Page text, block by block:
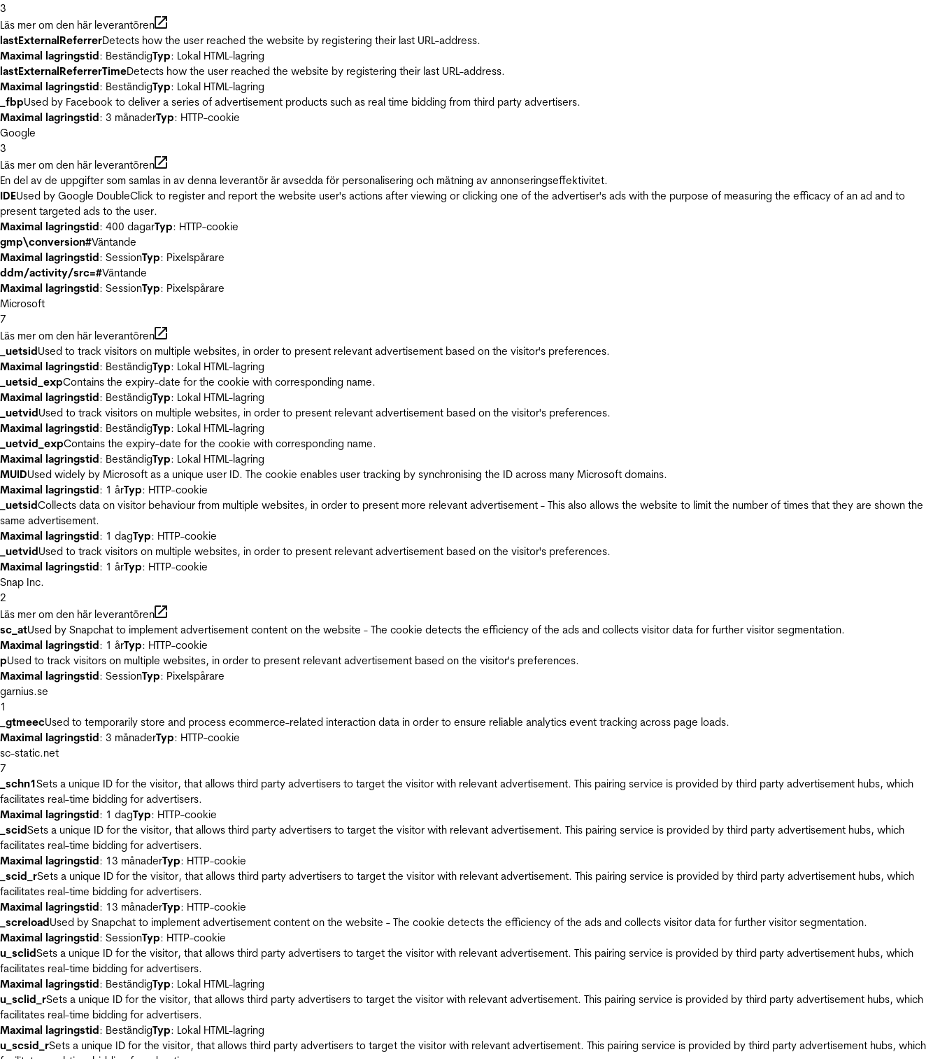
3
Läs mer om den här leverantören
lastExternalReferrerDetects how the user reached the website by registering their last URL-address.
Maximal lagringstid: BeständigTyp: Lokal HTML-lagring
lastExternalReferrerTimeDetects how the user reached the website by registering their last URL-address.
Maximal lagringstid: BeständigTyp: Lokal HTML-lagring
_fbpUsed by Facebook to deliver a series of advertisement products such as real time bidding from third party advertisers.
Maximal lagringstid: 3 månaderTyp: HTTP-cookie
Google
3
Läs mer om den här leverantören
En del av de uppgifter som samlas in av denna leverantör är avsedda för personalisering och mätning av annonseringseffektivitet.
IDEUsed by Google DoubleClick to register and report the website user's actions after viewing or clicking one of the advertiser's ads with the purpose of measuring the efficacy of an ad and to
present targeted ads to the user.
Maximal lagringstid: 400 dagarTyp: HTTP-cookie
gmp\conversion#Väntande
Maximal lagringstid: SessionTyp: Pixelspårare
ddm/activity/src=#Väntande
Maximal lagringstid: SessionTyp: Pixelspårare
Microsoft
7
Läs mer om den här leverantören
_uetsidUsed to track visitors on multiple websites, in order to present relevant advertisement based on the visitor's preferences.
Maximal lagringstid: BeständigTyp: Lokal HTML-lagring
_uetsid_expContains the expiry-date for the cookie with corresponding name.
Maximal lagringstid: BeständigTyp: Lokal HTML-lagring
_uetvidUsed to track visitors on multiple websites, in order to present relevant advertisement based on the visitor's preferences.
Maximal lagringstid: BeständigTyp: Lokal HTML-lagring
_uetvid_expContains the expiry-date for the cookie with corresponding name.
Maximal lagringstid: BeständigTyp: Lokal HTML-lagring
MUIDUsed widely by Microsoft as a unique user ID. The cookie enables user tracking by synchronising the ID across many Microsoft domains.
Maximal lagringstid: 1 årTyp: HTTP-cookie
_uetsidCollects data on visitor behaviour from multiple websites, in order to present more relevant advertisement - This also allows the website to limit the number of times that they are shown the
same advertisement.
Maximal lagringstid: 1 dagTyp: HTTP-cookie
_uetvidUsed to track visitors on multiple websites, in order to present relevant advertisement based on the visitor's preferences.
Maximal lagringstid: 1 årTyp: HTTP-cookie
Snap Inc.
2
Läs mer om den här leverantören
sc_atUsed by Snapchat to implement advertisement content on the website - The cookie detects the efficiency of the ads and collects visitor data for further visitor segmentation.
Maximal lagringstid: 1 årTyp: HTTP-cookie
pUsed to track visitors on multiple websites, in order to present relevant advertisement based on the visitor's preferences.
Maximal lagringstid: SessionTyp: Pixelspårare
garnius.se
1
_gtmeecUsed to temporarily store and process ecommerce-related interaction data in order to ensure reliable analytics event tracking across page loads.
Maximal lagringstid: 3 månaderTyp: HTTP-cookie
sc-static.net
7
_schn1Sets a unique ID for the visitor, that allows third party advertisers to target the visitor with relevant advertisement. This pairing service is provided by third party advertisement hubs, which
facilitates real-time bidding for advertisers.
Maximal lagringstid: 1 dagTyp: HTTP-cookie
_scidSets a unique ID for the visitor, that allows third party advertisers to target the visitor with relevant advertisement. This pairing service is provided by third party advertisement hubs, which
facilitates real-time bidding for advertisers.
Maximal lagringstid: 13 månaderTyp: HTTP-cookie
_scid_rSets a unique ID for the visitor, that allows third party advertisers to target the visitor with relevant advertisement. This pairing service is provided by third party advertisement hubs, which
facilitates real-time bidding for advertisers.
Maximal lagringstid: 13 månaderTyp: HTTP-cookie
_screloadUsed by Snapchat to implement advertisement content on the website - The cookie detects the efficiency of the ads and collects visitor data for further visitor segmentation.
Maximal lagringstid: SessionTyp: HTTP-cookie
u_sclidSets a unique ID for the visitor, that allows third party advertisers to target the visitor with relevant advertisement. This pairing service is provided by third party advertisement hubs, which
facilitates real-time bidding for advertisers.
Maximal lagringstid: BeständigTyp: Lokal HTML-lagring
u_sclid_rSets a unique ID for the visitor, that allows third party advertisers to target the visitor with relevant advertisement. This pairing service is provided by third party advertisement hubs, which
facilitates real-time bidding for advertisers.
Maximal lagringstid: BeständigTyp: Lokal HTML-lagring
u_scsid_rSets a unique ID for the visitor, that allows third party advertisers to target the visitor with relevant advertisement. This pairing service is provided by third party advertisement hubs, which